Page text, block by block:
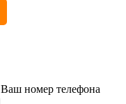
Ваш номер телефона